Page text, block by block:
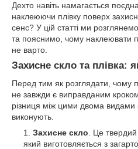
Дехто навіть намагається
наклеюючи плівку поверх
сенс? У цій статті ми
та пояснимо, чому наклеювати
не варто.
Захисне скло та плівка:
Перед тим як розглядати, чому
не завжди є виправданим
різниця між цими двома видами
виконують.
Захисне скло . Це
який виготовляється з